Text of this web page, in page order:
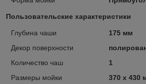
Пользовательские характеристики
Глубина чаши
175 мм
Декор поверхности
Количество чаш
1
Размеры мойки
370 х 430